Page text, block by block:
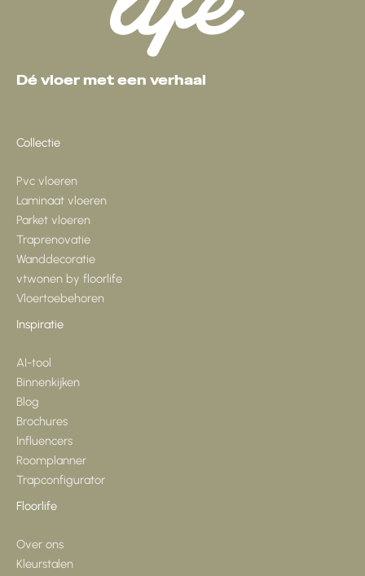
Dé vloer met een verhaal
Collectie
Pvc vloeren
Laminaat vloeren
Parket vloeren
Traprenovatie
Wanddecoratie
vtwonen by floorlife
Vloertoebehoren
Inspiratie
AI-tool
Binnenkijken
Blog
Brochures
Influencers
Roomplanner
Trapconfigurator
Floorlife
Over ons
Kleurstalen